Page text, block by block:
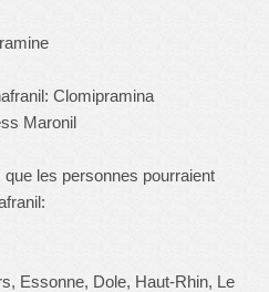
Clomipramina
Maronil
les personnes pourraient
Essonne, Dole, Haut-Rhin, Le